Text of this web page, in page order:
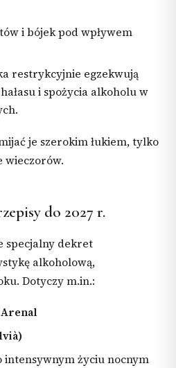
i bójek pod wpływem
restrykcyjnie egzekwują
i spożycia alkoholu w
je szerokim łukiem, tylko
wieczorów.
do 2027 r.
specjalny dekret
alkoholową,
Dotyczy m.in.:
Arenal
intensywnym życiu nocnym